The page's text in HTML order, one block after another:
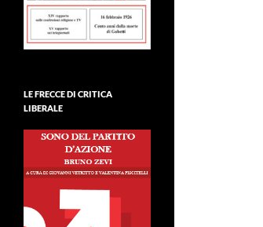
LE FRECCE DI CRITICA
LIBERALE